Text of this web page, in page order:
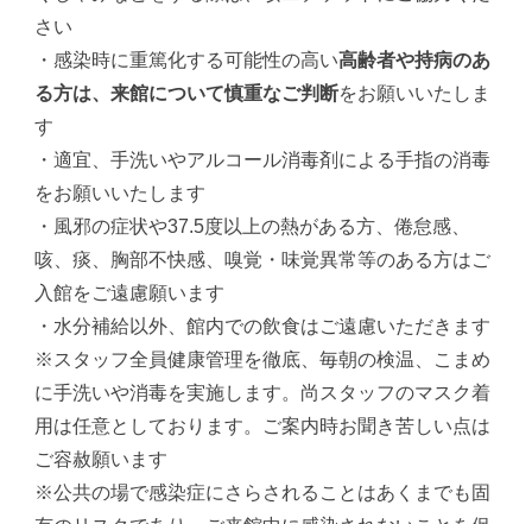
さい
・感染時に重篤化する可能性の高い高齢者や持病のあ
る方は、来館について慎重なご判断をお願いいたしま
す
・適宜、手洗いやアルコール消毒剤による手指の消毒
をお願いいたします
・風邪の症状や37.5度以上の熱がある方、倦怠感、
咳、痰、胸部不快感、嗅覚・味覚異常等のある方はご
入館をご遠慮願います
・水分補給以外、館内での飲食はご遠慮いただきます
※スタッフ全員健康管理を徹底、毎朝の検温、こまめ
に手洗いや消毒を実施します。尚スタッフのマスク着
用は任意としております。ご案内時お聞き苦しい点は
ご容赦願います
※公共の場で感染症にさらされることはあくまでも固